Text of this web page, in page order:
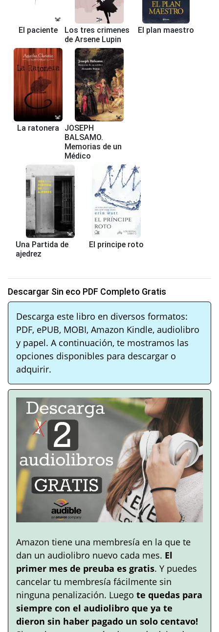
El paciente
Los tres crimenes
de Arsene Lupin
El plan maestro
La ratonera
JOSEPH
BALSAMO.
Memorias de un
Médico
Una Partida de
ajedrez
El principe roto
Descargar Sin eco PDF Completo Gratis
Descarga este libro en diversos formatos:
PDF, ePUB, MOBI, Amazon Kindle, audiolibro
y papel. A continuación, te mostramos las
opciones disponibles para descargar o
adquirir.
Amazon tiene una membresía en la que te
dan un audiolibro nuevo cada mes. El
primer mes de preuba es gratis. Y puedes
cancelar tu membresía fácilmente sin
ninguna penalización. Luego te quedas para
siempre con el audiolibro que ya te
dieron sin haber pagado un solo centavo!